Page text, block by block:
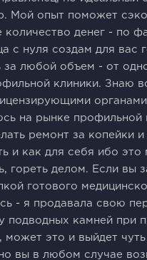
Мой опыт поможет
количество денег - по
с нуля создам для вас
за любой объем - от
клиники. Знаю
на рынке профильной
ремонт за копейки
и как для себя ибо это
гореть делом. Если вы
готового
- я продавала свою
подводных камней при
может это и выйдет
вы в любом случае